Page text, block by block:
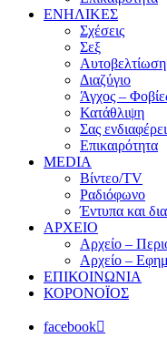
ΕΝΗΛΙΚΕΣ
Σχέσεις
Σεξ
Αυτοβελτίωση
Διαζύγιο
Άγχος –
Κατάθλιψη
Σας
Επικαιρότητα
MEDIA
Βίντεο/TV
Ραδιόφωνο
Έντυπα και
ΑΡΧΕΙΟ
Αρχείο –
Αρχείο –
ΕΠΙΚΟΙΝΩΝΙΑ
ΚΟΡΟΝΟΪΟΣ
facebook